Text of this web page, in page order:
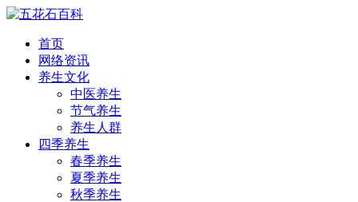
首页
网络资讯
养生文化
中医养生
节气养生
养生人群
四季养生
春季养生
夏季养生
秋季养生